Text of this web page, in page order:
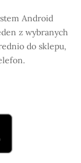
Android
z wybranych
do sklepu,